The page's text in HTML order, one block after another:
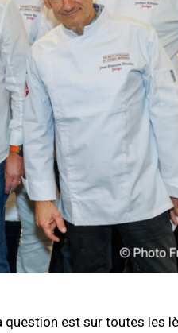
question est sur toutes les